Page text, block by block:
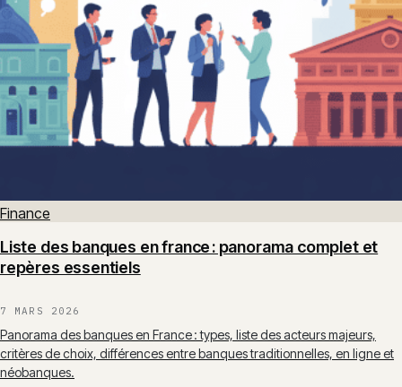
Finance
Liste des banques en france : panorama complet et
repères essentiels
7 MARS 2026
Panorama des banques en France : types, liste des acteurs majeurs,
critères de choix, différences entre banques traditionnelles, en ligne et
néobanques.